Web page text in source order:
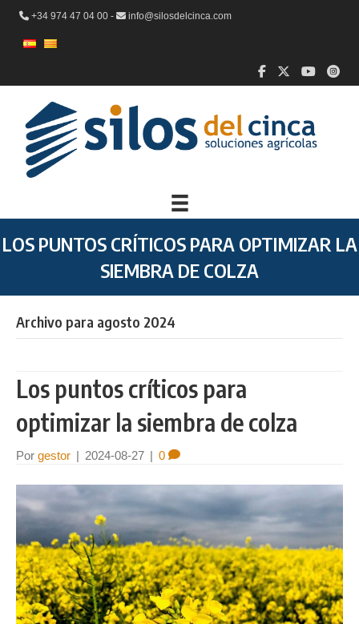
+34 974 47 04 00 - info@silosdelcinca.com
LOS PUNTOS CRÍTICOS PARA OPTIMIZAR LA
SIEMBRA DE COLZA
Archivo para agosto 2024
Los puntos críticos para
optimizar la siembra de colza
Por gestor 2024-08-27 0